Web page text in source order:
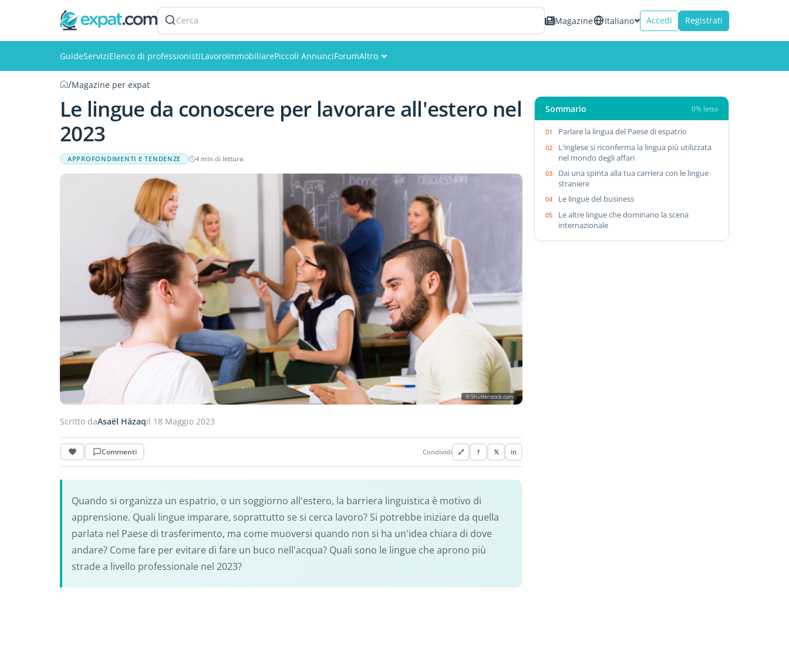
Cerca Magazine Italiano Accedi Registrati
GuideServiziElenco di professionistiLavoroImmobiliarePiccoli AnnunciForumAltro
Utenti
/Magazine per expat
Le lingue da conoscere per lavorare all'estero nel
2023
APPROFONDIMENTI E TENDENZE 4 min di lettura
© Shutterstock.com
Scritto daAsaël Häzaqil 18 Maggio 2023
Commenti Condividi 🔗 f 𝕏 in
Quando si organizza un espatrio, o un soggiorno all'estero, la barriera linguistica è motivo di
apprensione. Quali lingue imparare, soprattutto se si cerca lavoro? Si potrebbe iniziare da quella
parlata nel Paese di trasferimento, ma come muoversi quando non si ha un'idea chiara di dove
andare? Come fare per evitare di fare un buco nell'acqua? Quali sono le lingue che aprono più
strade a livello professionale nel 2023?
Sommario 0% letto
Parlare la lingua del Paese di espatrio
L'inglese si riconferma la lingua più utilizzata
nel mondo degli affari
Dai una spinta alla tua carriera con le lingue
straniere
Le lingue del business
Le altre lingue che dominano la scena
internazionale